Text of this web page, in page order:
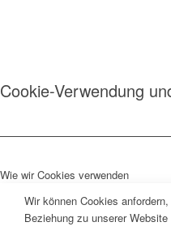
Cookie-Verwendung
Wie wir Cookies verwenden
Wir können Cookies
Beziehung zu unserer